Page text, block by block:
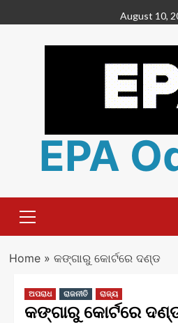
to
August 10,
EPA
Menu
Home» କଙ୍ଗାରୁ କୋର୍ଟରେ ଦଣ୍ଡ
ଅପରାଧ ରାଜନୀତି ରାଜ୍ୟ
କଙ୍ଗାରୁ କୋର୍ଟରେ